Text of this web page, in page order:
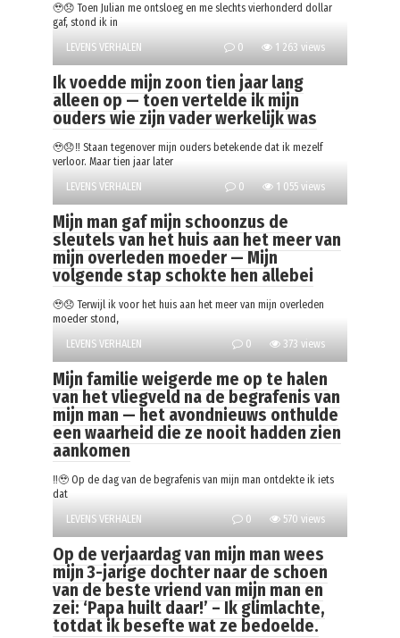
🥹😞 Toen Julian me ontsloeg en me slechts vierhonderd dollar
gaf, stond ik in
LEVENS VERHALEN
0 1 263 views
Ik voedde mijn zoon tien jaar lang
alleen op — toen vertelde ik mijn
ouders wie zijn vader werkelijk was
🥹😞‼️ Staan tegenover mijn ouders betekende dat ik mezelf
verloor. Maar tien jaar later
LEVENS VERHALEN
0 1 055 views
Mijn man gaf mijn schoonzus de
sleutels van het huis aan het meer van
mijn overleden moeder — Mijn
volgende stap schokte hen allebei
🥹😞 Terwijl ik voor het huis aan het meer van mijn overleden
moeder stond,
LEVENS VERHALEN
0 373 views
Mijn familie weigerde me op te halen
van het vliegveld na de begrafenis van
mijn man — het avondnieuws onthulde
een waarheid die ze nooit hadden zien
aankomen
‼️🥹 Op de dag van de begrafenis van mijn man ontdekte ik iets
dat
LEVENS VERHALEN
0 570 views
Op de verjaardag van mijn man wees
mijn 3-jarige dochter naar de schoen
van de beste vriend van mijn man en
zei: ‘Papa huilt daar!’ – Ik glimlachte,
totdat ik besefte wat ze bedoelde.